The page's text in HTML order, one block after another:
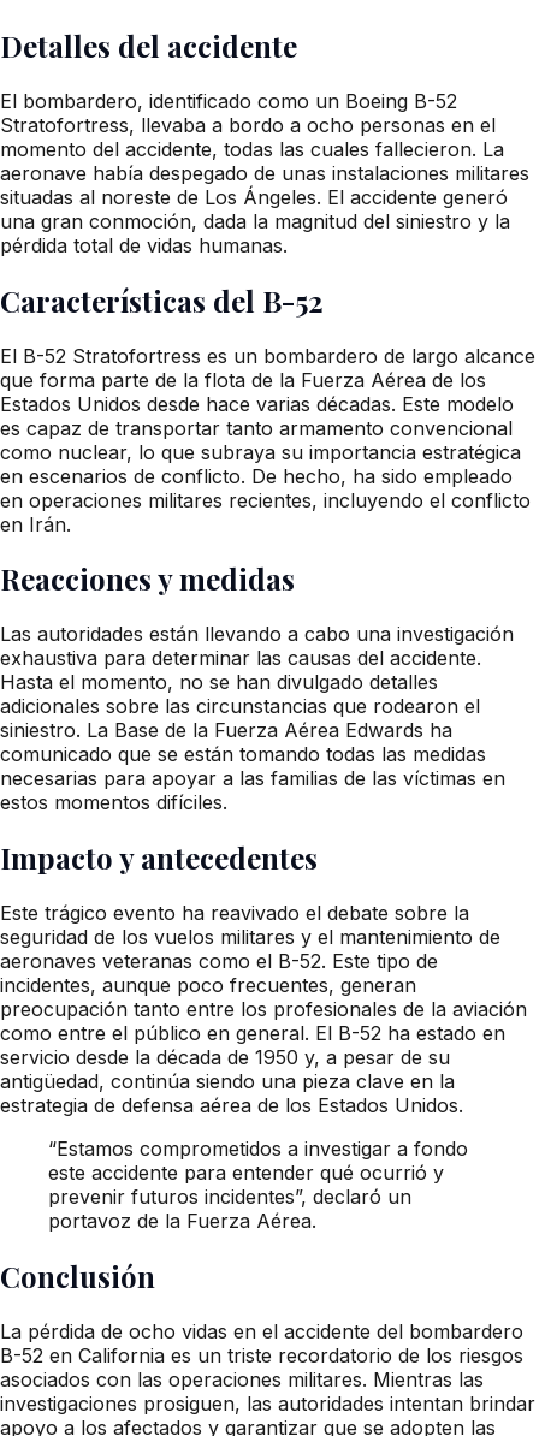
Detalles del accidente
El bombardero, identificado como un Boeing B-52
Stratofortress, llevaba a bordo a ocho personas en el
momento del accidente, todas las cuales fallecieron. La
aeronave había despegado de unas instalaciones militares
situadas al noreste de Los Ángeles. El accidente generó
una gran conmoción, dada la magnitud del siniestro y la
pérdida total de vidas humanas.
Características del B-52
El B-52 Stratofortress es un bombardero de largo alcance
que forma parte de la flota de la Fuerza Aérea de los
Estados Unidos desde hace varias décadas. Este modelo
es capaz de transportar tanto armamento convencional
como nuclear, lo que subraya su importancia estratégica
en escenarios de conflicto. De hecho, ha sido empleado
en operaciones militares recientes, incluyendo el conflicto
en Irán.
Reacciones y medidas
Las autoridades están llevando a cabo una investigación
exhaustiva para determinar las causas del accidente.
Hasta el momento, no se han divulgado detalles
adicionales sobre las circunstancias que rodearon el
siniestro. La Base de la Fuerza Aérea Edwards ha
comunicado que se están tomando todas las medidas
necesarias para apoyar a las familias de las víctimas en
estos momentos difíciles.
Impacto y antecedentes
Este trágico evento ha reavivado el debate sobre la
seguridad de los vuelos militares y el mantenimiento de
aeronaves veteranas como el B-52. Este tipo de
incidentes, aunque poco frecuentes, generan
preocupación tanto entre los profesionales de la aviación
como entre el público en general. El B-52 ha estado en
servicio desde la década de 1950 y, a pesar de su
antigüedad, continúa siendo una pieza clave en la
estrategia de defensa aérea de los Estados Unidos.
“Estamos comprometidos a investigar a fondo
este accidente para entender qué ocurrió y
prevenir futuros incidentes”, declaró un
portavoz de la Fuerza Aérea.
Conclusión
La pérdida de ocho vidas en el accidente del bombardero
B-52 en California es un triste recordatorio de los riesgos
asociados con las operaciones militares. Mientras las
investigaciones prosiguen, las autoridades intentan brindar
apoyo a los afectados y garantizar que se adopten las